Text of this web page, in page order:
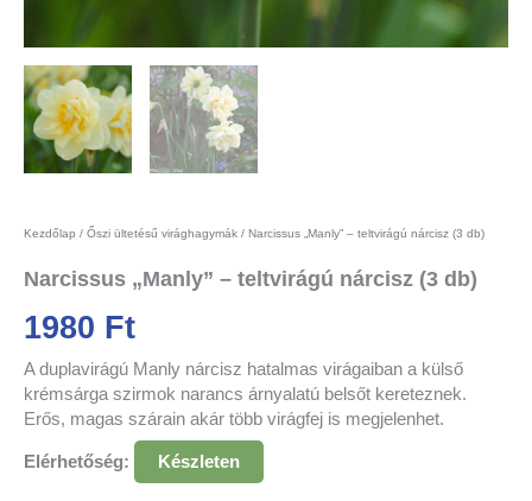
Kezdőlap / Őszi ültetésű virághagymák / Narcissus „Manly” – teltvirágú nárcisz (3 db)
Narcissus „Manly” – teltvirágú nárcisz (3 db)
1980 Ft
A duplavirágú Manly nárcisz hatalmas virágaiban a külső
krémsárga szirmok narancs árnyalatú belsőt kereteznek.
Erős, magas szárain akár több virágfej is megjelenhet.
Elérhetőség: Készleten